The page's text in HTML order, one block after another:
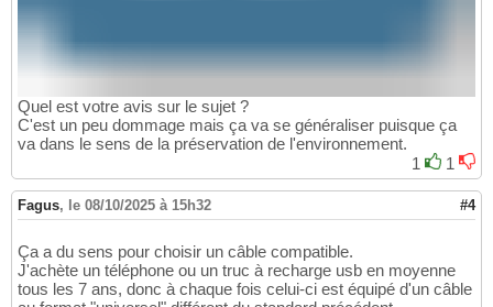
Quel est votre avis sur le sujet ?
C'est un peu dommage mais ça va se généraliser puisque ça
va dans le sens de la préservation de l'environnement.
1
1
Fagus, le 08/10/2025 à 15h32 #4
Ça a du sens pour choisir un câble compatible.
J'achète un téléphone ou un truc à recharge usb en moyenne
tous les 7 ans, donc à chaque fois celui-ci est équipé d'un câble